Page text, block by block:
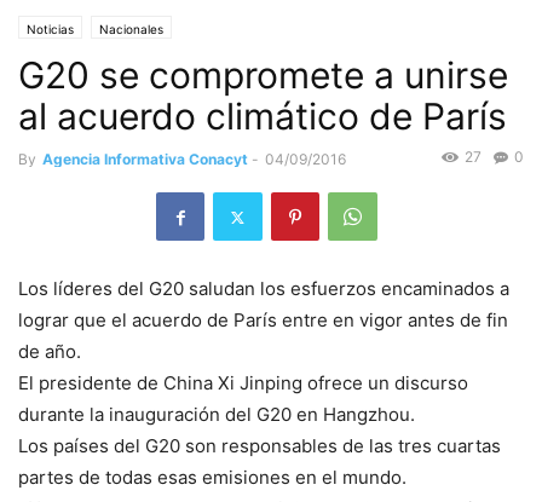
Noticias Nacionales
G20 se compromete a unirse
al acuerdo climático de París
By Agencia Informativa Conacyt - 04/09/2016 0
27
Los líderes del G20 saludan los esfuerzos encaminados a
lograr que el acuerdo de París entre en vigor antes de fin
de año.
El presidente de China Xi Jinping ofrece un discurso
durante la inauguración del G20 en Hangzhou.
Los países del G20 son responsables de las tres cuartas
partes de todas esas emisiones en el mundo.